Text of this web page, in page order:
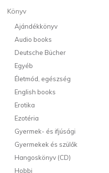
Könyv
Ajándékkönyv
Audio books
Deutsche Bücher
Egyéb
Életmód, egészség
English books
Erotika
Ezotéria
Gyermek- és ifjúsági
Gyermekek és szülők
Hangoskönyv (CD)
Hobbi